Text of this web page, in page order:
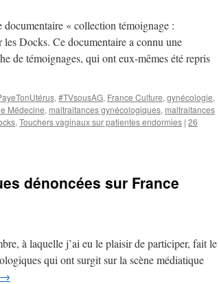
« collection témoignage :
Docks. Ce documentaire a connu une
de témoignages, qui ont eux-mêmes été repris
, #TVsousAG, France Culture, gynécologie,
Médecine, maltraitances gynécologiques, maltraitances
, Touchers vaginaux sur patientes endormies | 26
dénoncées sur France
à laquelle j’ai eu le plaisir de participer, fait le
qui ont surgit sur la scène médiatique
→